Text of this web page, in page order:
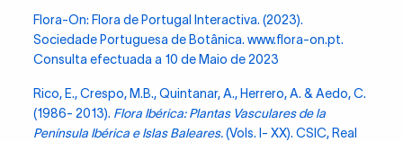
Flora-On: Flora de Portugal Interactiva. (2023).
Sociedade Portuguesa de Botânica.www.flora-on.pt.
Consulta efectuada a 10 de Maio de 2023
Rico, E., Crespo, M.B., Quintanar, A., Herrero, A. & Aedo, C.
(1986- 2013). Flora Ibérica: Plantas Vasculares de la
Península Ibérica e Islas Baleares.(Vols. I- XX). CSIC, Real